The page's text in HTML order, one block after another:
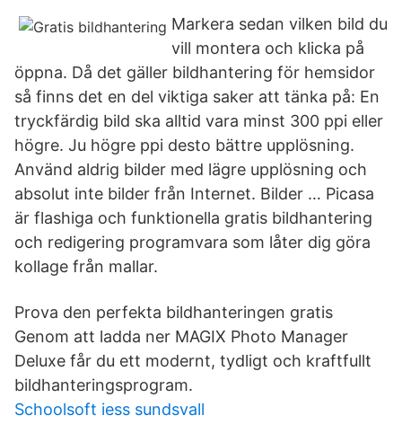
Markera sedan vilken bild du
vill montera och klicka på
öppna. Då det gäller bildhantering för hemsidor
så finns det en del viktiga saker att tänka på: En
tryckfärdig bild ska alltid vara minst 300 ppi eller
högre. Ju högre ppi desto bättre upplösning.
Använd aldrig bilder med lägre upplösning och
absolut inte bilder från Internet. Bilder … Picasa
är flashiga och funktionella gratis bildhantering
och redigering programvara som låter dig göra
kollage från mallar.
Prova den perfekta bildhanteringen gratis
Genom att ladda ner MAGIX Photo Manager
Deluxe får du ett modernt, tydligt och kraftfullt
bildhanteringsprogram.
Schoolsoft iess sundsvall